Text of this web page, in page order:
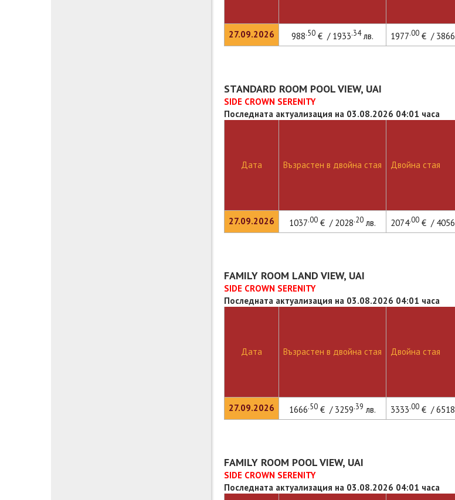
27.09.2026 988.50 € / 1933.34лв. 1977.00 € / 3866
STANDARD ROOM POOL VIEW, UAI
SIDE CROWN SERENITY
Последната актуализация на 03.08.2026 04:01 часа
Дата
27.09.2026
Възрастен в двойна стая Двойна стая
1037.00 € / 2028.20 лв. 2074.00 € / 4056
FAMILY ROOM LAND VIEW, UAI
SIDE CROWN SERENITY
Последната актуализация на 03.08.2026 04:01 часа
Дата
27.09.2026
Възрастен в двойна стая Двойна стая
1666.50 € / 3259.39 лв. 3333.00 € / 6518
FAMILY ROOM POOL VIEW, UAI
SIDE CROWN SERENITY
Последната актуализация на 03.08.2026 04:01 часа